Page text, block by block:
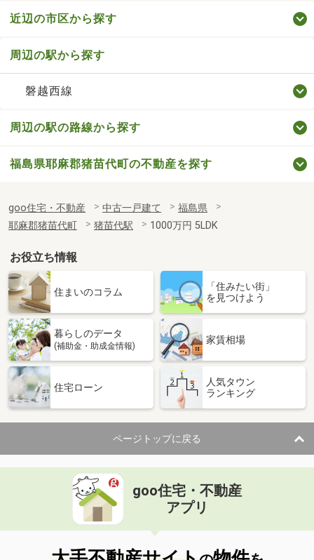
近辺の市区から探す
周辺の駅から探す
磐越西線
周辺の駅の路線から探す
福島県耶麻郡猪苗代町の不動産を探す
goo住宅・不動産 中古一戸建て
福島県
耶麻郡猪苗代町
猪苗代駅 1000万円 5LDK
お役立ち情報
住まいのコラム
「住みたい街」
を見つけよう
暮らしのデータ
(補助金・助成金情報)
家賃相場
住宅ローン
人気タウン
ランキング
ページトップに戻る
goo住宅・不動産
アプリ